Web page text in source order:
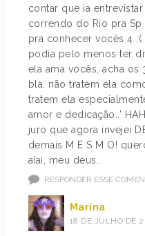
contar que ia
correndo do Rio pra
pra conhecer vocês 4 :(
podia pelo menos ter
ela ama vocês, acha os
bla. não tratem ela
tratem ela
amor e dedicação..’
juro que agora invejei
demais M E S M O!
aiai, meu deus..
RESPONDER ESSE
Marina
18 DE JULHO DE